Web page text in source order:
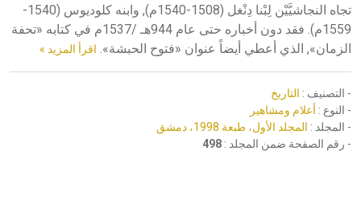
تجاه النجاشيَّيْن لِبْنا دِنْغل (1508-1540م), وابنه كلوديوس (1540-
1559م). فقد دون أخباره حتى عام 944هـ /1537م في كتابه «تحفة
الزمان», الذي أعطي أيضاً عنوان «فتوح الحبشة». اقرأ المزيد »
- التصنيف : التاريخ
- النوع : أعلام ومشاهير
- المجلد : المجلد الأول، طبعة 1998، دمشق
- رقم الصفحة ضمن المجلد : 498